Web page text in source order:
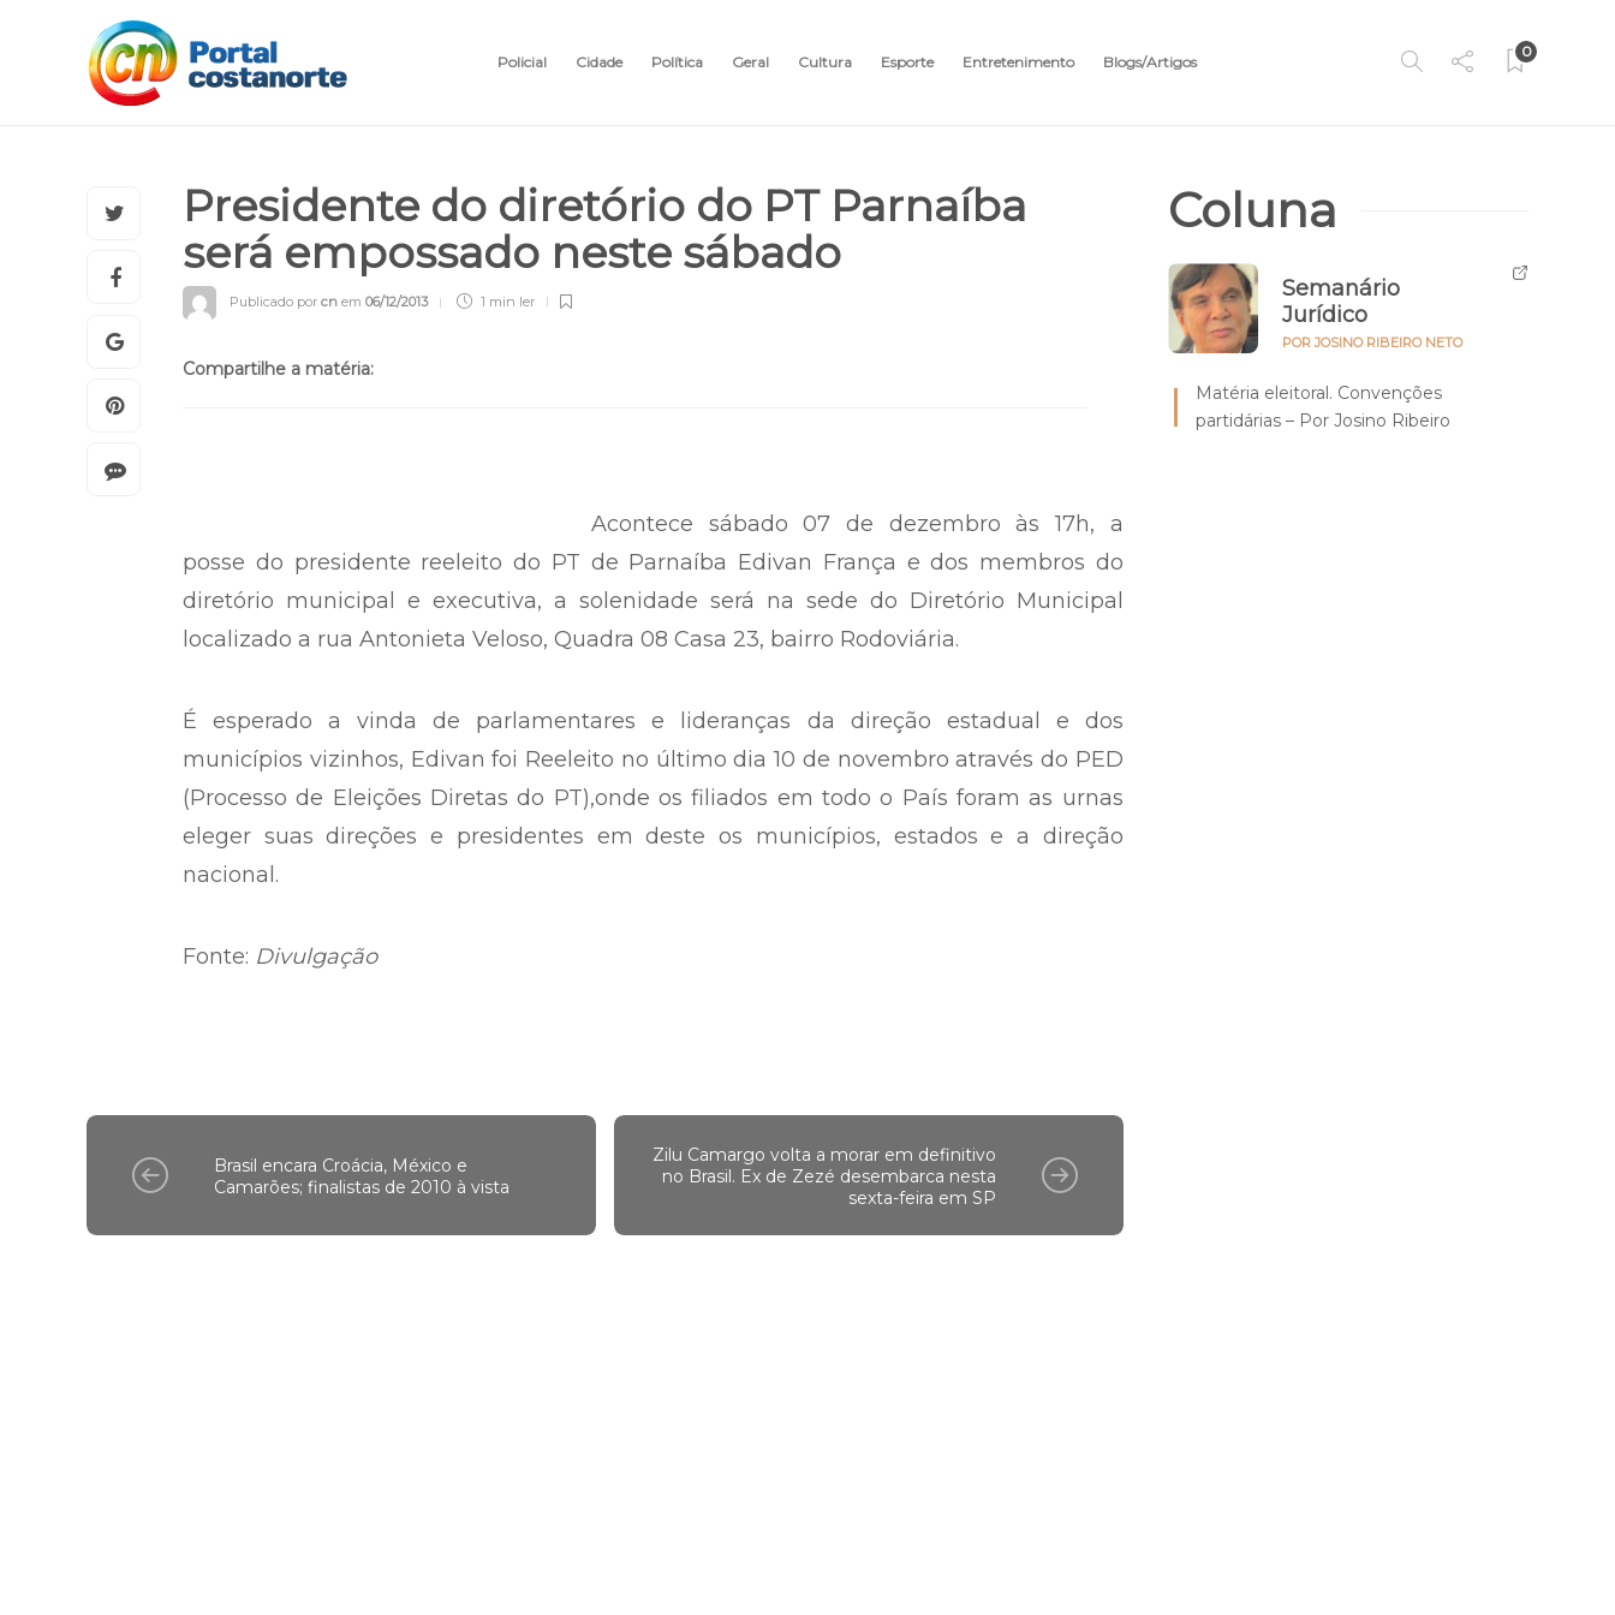
Policial Cidade Política Geral Cultura Esporte Entretenimento Blogs/Artigos
0
Presidente do diretório do PT Parnaíba‏
será empossado neste sábado
Publicado por cn em 06/12/2013 1 min ler
Compartilhe a matéria:
Acontece sábado 07 de dezembro às 17h, a
posse do presidente reeleito do PT de Parnaíba Edivan França e dos membros do
diretório municipal e executiva, a solenidade será na sede do Diretório Municipal
localizado a rua Antonieta Veloso, Quadra 08 Casa 23, bairro Rodoviária.
É esperado a vinda de parlamentares e lideranças da direção estadual e dos
municípios vizinhos, Edivan foi Reeleito no último dia 10 de novembro através do PED
(Processo de Eleições Diretas do PT),onde os filiados em todo o País foram as urnas
eleger suas direções e presidentes em deste os municípios, estados e a direção
nacional.
Fonte: Divulgação
Brasil encara Croácia, México e
Camarões; finalistas de 2010 à vista
Zilu Camargo volta a morar em definitivo
no Brasil. Ex de Zezé desembarca nesta
sexta-feira em SP
Coluna
Semanário
Jurídico
POR JOSINO RIBEIRO NETO
Matéria eleitoral. Convenções
partidárias – Por Josino Ribeiro